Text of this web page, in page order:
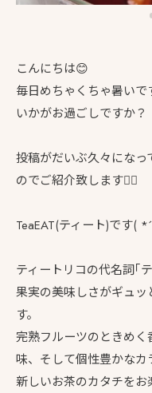
こんにちは😊
毎日めちゃくちゃ暑いで
いかがお過ごしですか？
投稿がだいぶ久々にな
のでご紹介致します🙇‍♀️
TeaEAT(ティート)です(
ティートリコの代名詞｢
果実の美味しさがギュ
す。
完熟フルーツのときめ
味、そして個性豊かなカ
新しいお茶のカタチをお